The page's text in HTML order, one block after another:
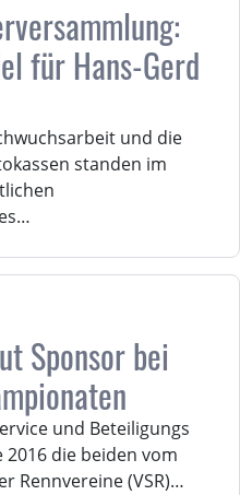
für Hans-Gerd
und die
standen im
Sponsor bei
und Beteiligungs
2016 die beiden vom
Rennvereine (VSR)…